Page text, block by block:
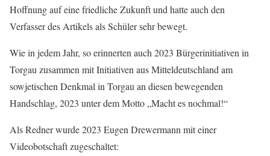
Hoffnung auf eine friedliche Zukunft und hatte auch den
Verfasser des Artikels als Schüler sehr bewegt.
Wie in jedem Jahr, so erinnerten auch 2023 Bürgerinitiativen in
Torgau zusammen mit Initiativen aus Mitteldeutschland am
sowjetischen Denkmal in Torgau an diesen bewegenden
Handschlag, 2023 unter dem Motto „Macht es nochmal!“
Als Redner wurde 2023 Eugen Drewermann mit einer
Videobotschaft zugeschaltet: